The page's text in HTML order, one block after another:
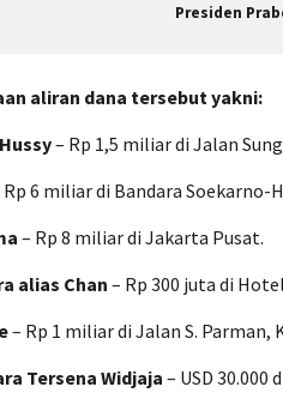
Presiden
aliran dana tersebut yakni:
– Rp 1,5 miliar di Jalan
Rp 6 miliar di Bandara Soekarno-
– Rp 8 miliar di Jakarta Pusat.
alias Chan– Rp 300 juta di
– Rp 1 miliar di Jalan S. Parman,
Tersena Widjaja – USD